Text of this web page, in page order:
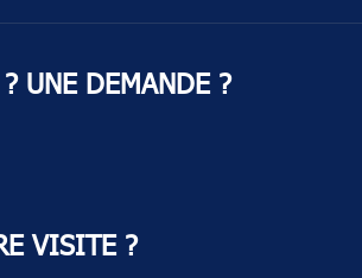
UNE DEMANDE ?
VISITE ?